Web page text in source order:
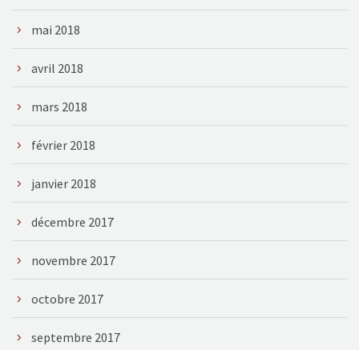
mai 2018
avril 2018
mars 2018
février 2018
janvier 2018
décembre 2017
novembre 2017
octobre 2017
septembre 2017